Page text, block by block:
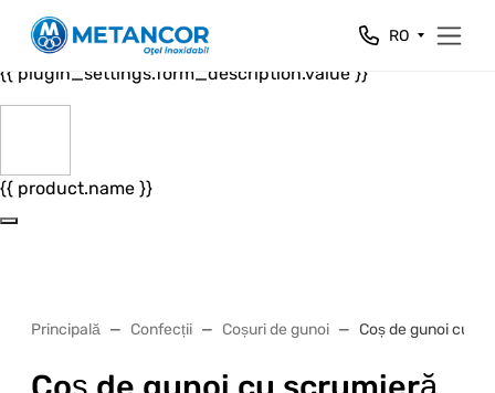
Close
{{ plugin_settings.form_header.value }}
{{ plugin_settings.form_description.value }}
{{ product.name }}
RO
Principală Confecții Coșuri de gunoi Coș de gunoi cu